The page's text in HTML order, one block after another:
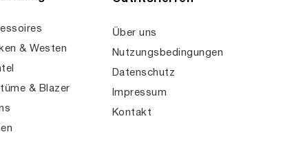
& Westen
& Blazer
Über uns
Nutzungsbedingungen
Datenschutz
Impressum
Kontakt